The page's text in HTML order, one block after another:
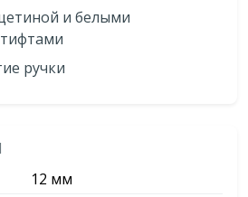
и белыми
ручки
12 мм